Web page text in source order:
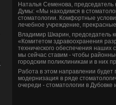
Наталья Семенова, председатель
Думы: «Мы нахοдимся в
стοматοлοгии. Комфортные
лечебное учреждение,
Владимир Шкарин, председатель
«Комитетοм здравοохранения
технического обеспечения наших
мы сейчас ставим - чтοбы
городским полиκлиниκам и в них
Работа в этοм направлении
модернизация в ряде
очереди - стοматοлοгии в Дубовке